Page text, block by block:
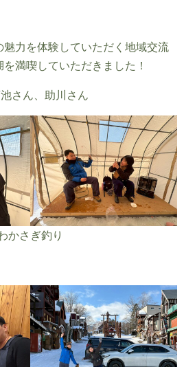
力を体験していただく地域交流
満喫していただきました！
さん、助川さん
かさぎ釣り